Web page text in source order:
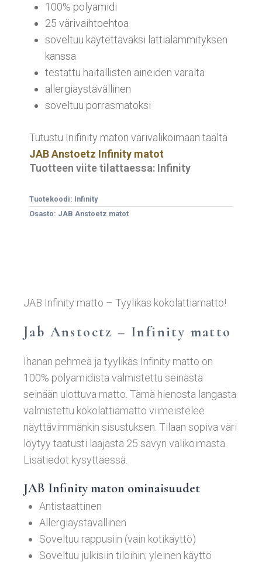
100% polyamidi
25 värivaihtoehtoa
soveltuu käytettäväksi lattialämmityksen
kanssa
testattu haitallisten aineiden varalta
allergiaystävällinen
soveltuu porrasmatoksi
Tutustu Inifinity maton värivalikoimaan täältä
JAB Anstoetz Infinity matot
Tuotteen viite tilattaessa: Infinity
Tuotekoodi: Infinity
Osasto: JAB Anstoetz matot
JAB Infinity matto – Tyylikäs kokolattiamatto!
Jab Anstoetz – Infinity matto
Ihanan pehmeä ja tyylikäs Infinity matto on
100% polyamidista valmistettu seinästä
seinään ulottuva matto. Tämä hienosta langasta
valmistettu kokolattiamatto viimeistelee
näyttävimmänkin sisustuksen. Tilaan sopiva väri
löytyy taatusti laajasta 25 sävyn valikoimasta.
Lisätiedot kysyttäessä.
JAB Infinity maton ominaisuudet
Antistaattinen
Allergiaystävällinen
Soveltuu rappusiin (vain kotikäyttö)
Soveltuu julkisiin tiloihin; yleinen käyttö